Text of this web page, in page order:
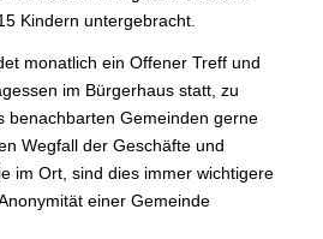
Kindern untergebracht.
monatlich ein Offener Treff und
im Bürgerhaus statt, zu
benachbarten Gemeinden gerne
Wegfall der Geschäfte und
im Ort, sind dies immer wichtigere
einer Gemeinde